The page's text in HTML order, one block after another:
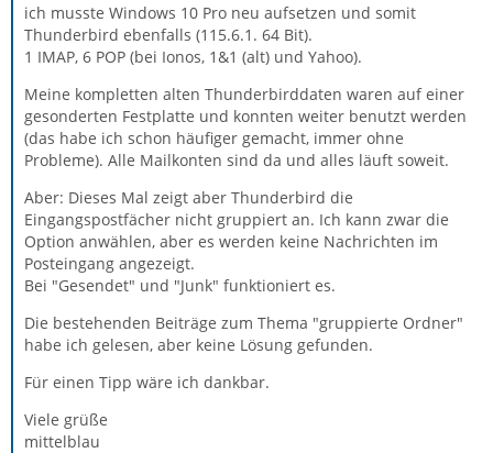
ich musste Windows 10 Pro neu aufsetzen und somit
Thunderbird ebenfalls (115.6.1. 64 Bit).
1 IMAP, 6 POP (bei Ionos, 1&1 (alt) und Yahoo).
Meine kompletten alten Thunderbirddaten waren auf einer
gesonderten Festplatte und konnten weiter benutzt werden
(das habe ich schon häufiger gemacht, immer ohne
Probleme). Alle Mailkonten sind da und alles läuft soweit.
Aber: Dieses Mal zeigt aber Thunderbird die
Eingangspostfächer nicht gruppiert an. Ich kann zwar die
Option anwählen, aber es werden keine Nachrichten im
Posteingang angezeigt.
Bei "Gesendet" und "Junk" funktioniert es.
Die bestehenden Beiträge zum Thema "gruppierte Ordner"
habe ich gelesen, aber keine Lösung gefunden.
Für einen Tipp wäre ich dankbar.
Viele grüße
mittelblau